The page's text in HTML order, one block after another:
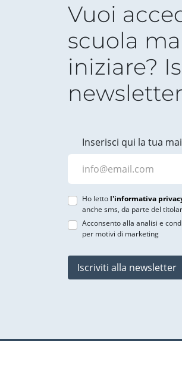
Vuoi
scuola
iniziare?
Inserisci qui la tua
Ho letto l'informativa
anche sms, da parte del
Acconsento alla analisi e
per motivi di marketing
Iscriviti alla newsletter